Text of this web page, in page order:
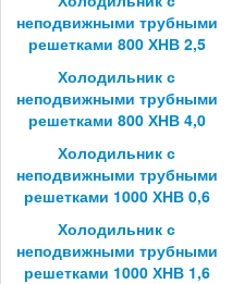
неподвижными трубными
решетками 800 ХНВ 2,5
Холодильник с
неподвижными трубными
решетками 800 ХНВ 4,0
Холодильник с
неподвижными трубными
решетками 1000 ХНВ 0,6
Холодильник с
неподвижными трубными
решетками 1000 ХНВ 1,6